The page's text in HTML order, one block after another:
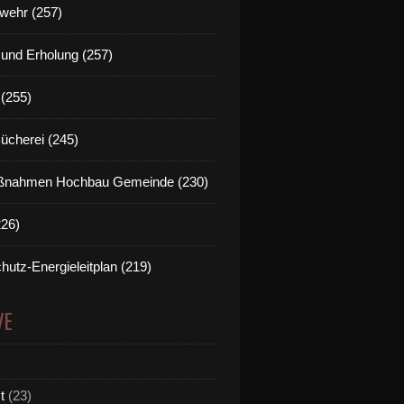
(257)
Erholung (257)
(245)
Hochbau Gemeinde (230)
Energieleitplan (219)
(23)